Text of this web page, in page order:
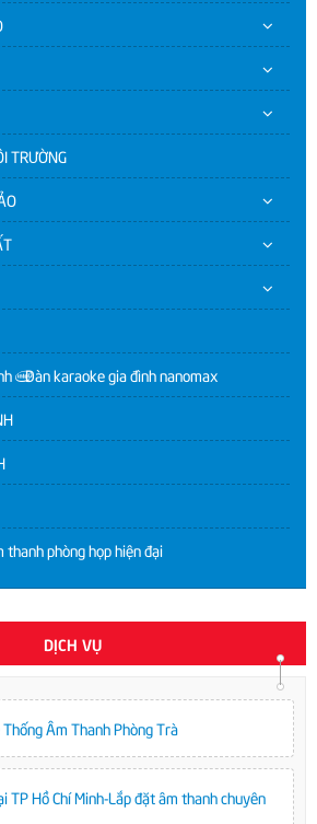
TRƯỜNG
| Dàn karaoke gia đình nanomax
thanh phòng họp hiện đại
DỊCH VỤ
Âm Thanh Phòng Trà
TP Hồ Chí Minh-Lắp đặt âm thanh chuyên